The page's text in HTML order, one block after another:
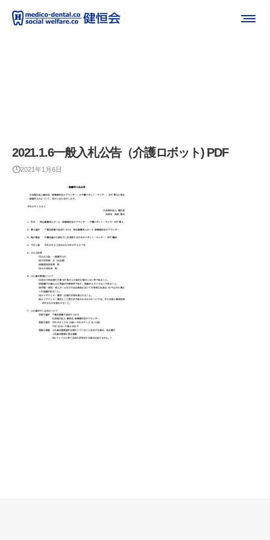
2021.1.6一般入札公告（介護ロボット) PDF
2021年1月6日